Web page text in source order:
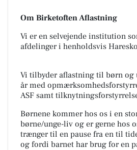
Om Birketoften Aflastning
Vi er en selvejende institution
afdelinger i henholdsvis
Vi tilbyder aflastning til børn og
år med
ASF samt
Børnene kommer hos os i en
børne/unge-liv og er gerne hos
trænger til en pause fra en til
og fordi barnet har brug for en